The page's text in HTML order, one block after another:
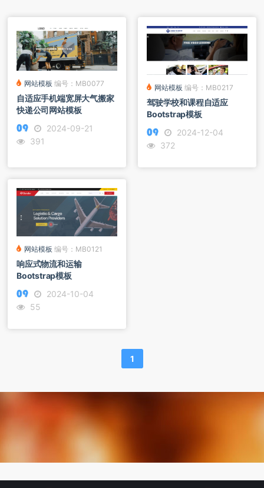
网站模板 编号：MB0077
自适应手机端宽屏大气搬家
快递公司网站模板
2024-09-21
391
网站模板 编号：MB0217
驾驶学校和课程自适应
Bootstrap模板
2024-12-04
372
网站模板 编号：MB0121
响应式物流和运输
Bootstrap模板
2024-10-04
55
1